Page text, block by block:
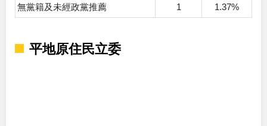
無黨籍及未經政黨推薦 1 1.37%
平地原住民立委